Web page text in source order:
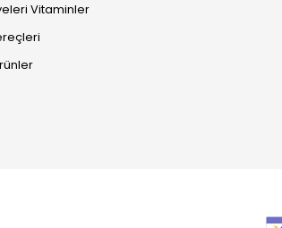
Vitaminler